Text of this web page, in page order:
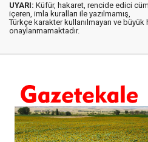
UYARI: Küfür, hakaret, rencide edici
içeren, imla kuralları ile yazılmamış,
Türkçe karakter kullanılmayan ve büyük
onaylanmamaktadır.